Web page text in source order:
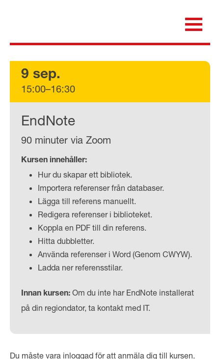
för dig som är anställd inom Region Kalmar län
9 sep.
15:00–16:30
EndNote
90 minuter via Zoom
Kursen innehåller:
Hur du skapar ett bibliotek.
Importera referenser från databaser.
Lägga till referens manuellt.
Redigera referenser i biblioteket.
Koppla en PDF till din referens.
Hitta dubbletter.
Använda referenser i Word (Genom CWYW).
Ladda ner referensstilar.
Innan kursen: Om du inte har EndNote installerat
på din regiondator, ta kontakt med IT.
Du måste vara inloggad för att anmäla dig till kursen.